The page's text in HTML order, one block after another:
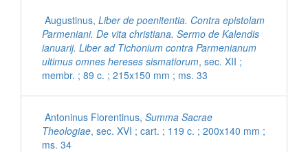
Augustinus, Liber de poenitentia. Contra epistolam
Parmeniani. De vita christiana. Sermo de Kalendis
ianuarij. Liber ad Tichonium contra Parmenianum
ultimus omnes hereses sismatiorum, sec. XII ;
membr. ; 89 c. ; 215x150 mm ; ms. 33
Antoninus Florentinus, Summa Sacrae
Theologiae, sec. XVI ; cart. ; 119 c. ; 200x140 mm ;
ms. 34